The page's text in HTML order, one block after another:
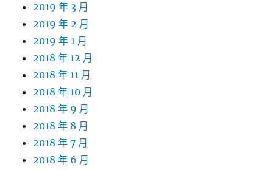
2019 年 3 月
2019 年 2 月
2019 年 1 月
2018 年 12 月
2018 年 11 月
2018 年 10 月
2018 年 9 月
2018 年 8 月
2018 年 7 月
2018 年 6 月